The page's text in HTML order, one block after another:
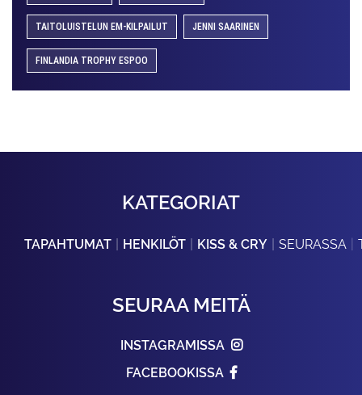
TAITOLUISTELUN EM-KILPAILUT JENNI SAARINEN
FINLANDIA TROPHY ESPOO
KATEGORIAT
TAPAHTUMAT HENKILÖT KISS & CRY SEURASSA
SEURAA MEITÄ
INSTAGRAMISSA
FACEBOOKISSA